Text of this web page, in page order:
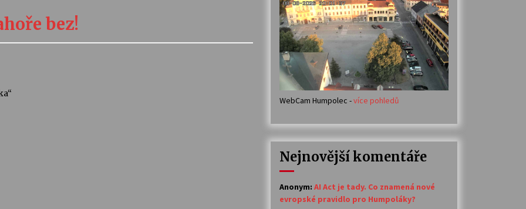
Veselí muzikanti
30. 7. 2026
Votavžatský ploty
23. 7. 2026
14. 7. 2026
30. 6. 2026
bez!
WebCam Humpolec -více pohledů
Nejnovější komentáře
Anonym: AI Act je tady. Co znamená nové
evropské pravidlo pro Humpoláky?